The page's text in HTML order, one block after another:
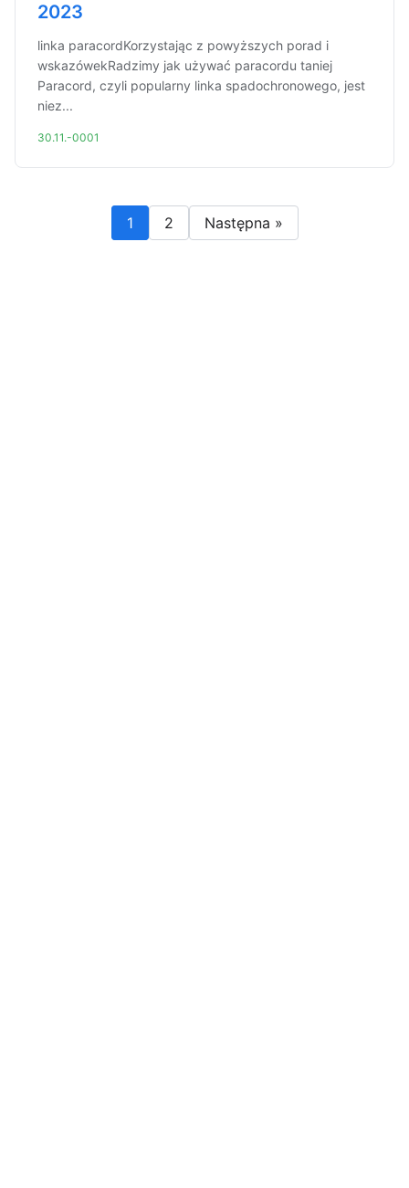
2023
linka paracordKorzystając z powyższych porad i
wskazówekRadzimy jak używać paracordu taniej
Paracord, czyli popularny linka spadochronowego, jest
niez...
30.11.-0001
1 2 Następna »